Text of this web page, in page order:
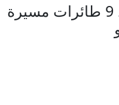
دواماتها
بإطلاق النار خلال شجار
الثانية بشرط التزام
الدفاعات الجوية تسقط 9 طائرات مسيرة